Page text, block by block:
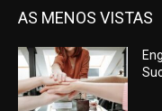
AS MENOS VISTAS